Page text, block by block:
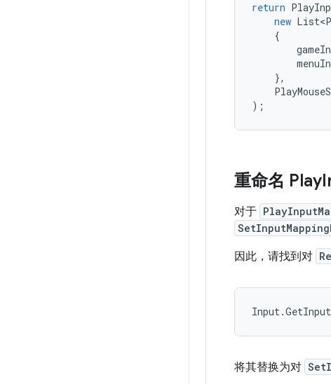
return
new
{
},
);
重命名 Play
对于
因此，请找到对
Input.
将其替换为对